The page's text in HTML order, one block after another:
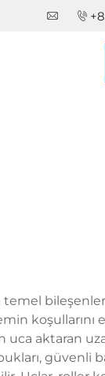
temel
aktaran
güvenli